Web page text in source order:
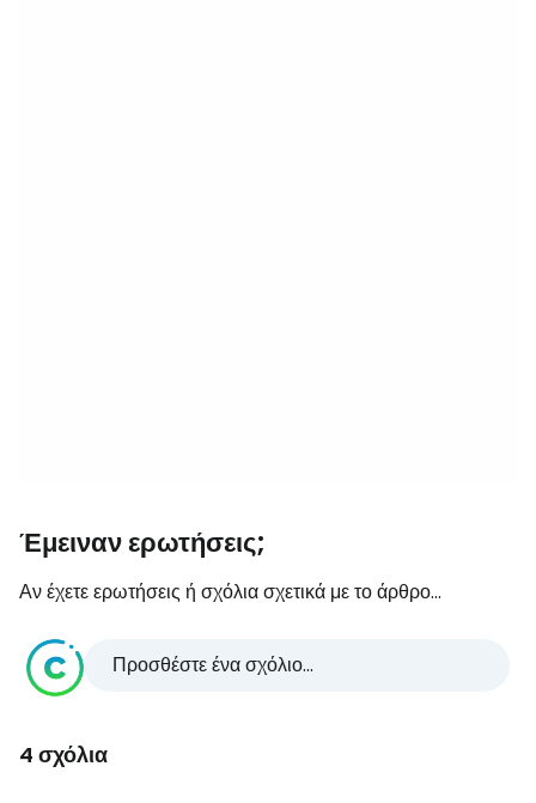
Έμειναν ερωτήσεις;
Αν έχετε ερωτήσεις ή σχόλια σχετικά με το άρθρο...
Προσθέστε ένα σχόλιο...
4 σχόλια